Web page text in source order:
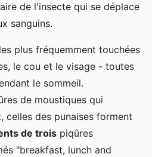
de l'insecte qui se déplace
sanguins.
plus fréquemment touchées
le cou et le visage - toutes
le sommeil.
de moustiques qui
celles des punaises forment
de trois piqûres
"breakfast, lunch and